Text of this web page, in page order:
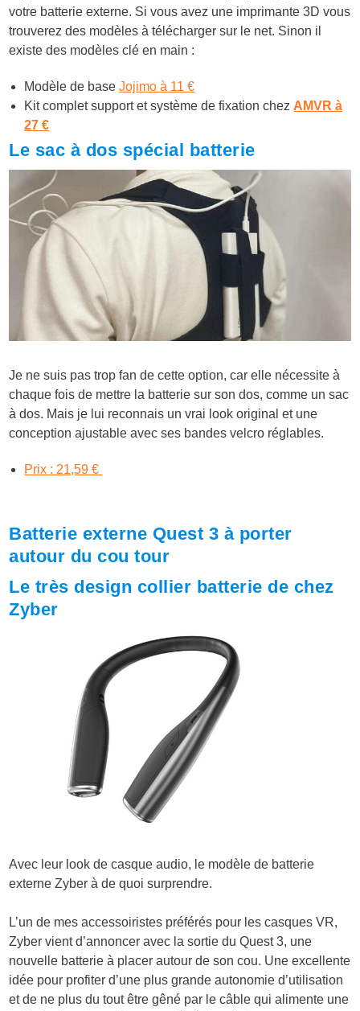
votre batterie externe. Si vous avez une imprimante 3D vous
trouverez des modèles à télécharger sur le net. Sinon il
existe des modèles clé en main :
Modèle de baseJojimo à 11 €
Kit complet support et système de fixation chez AMVR à
27 €
Le sac à dos spécial batterie
Je ne suis pas trop fan de cette option, car elle nécessite à
chaque fois de mettre la batterie sur son dos, comme un sac
à dos. Mais je lui reconnais un vrai look original et une
conception ajustable avec ses bandes velcro réglables.
Prix : 21,59 €
Batterie externe Quest 3 à porter
autour du cou tour
Le très design collier batterie de chez
Zyber
Avec leur look de casque audio, le modèle de batterie
externe Zyber à de quoi surprendre.
L’un de mes accessoiristes préférés pour les casques VR,
Zyber vient d’annoncer avec la sortie du Quest 3, une
nouvelle batterie à placer autour de son cou. Une excellente
idée pour profiter d’une plus grande autonomie d’utilisation
et de ne plus du tout être gêné par le câble qui alimente une